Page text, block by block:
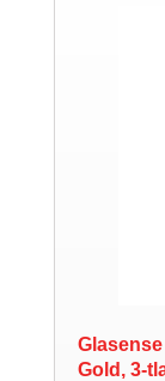
Gold, 3-